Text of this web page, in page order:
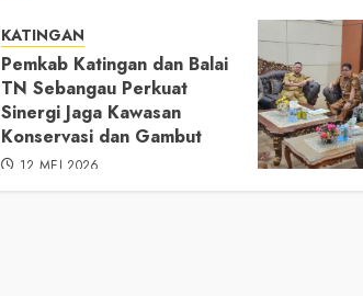
KATINGAN
Pemkab Katingan dan Balai
TN Sebangau Perkuat
Sinergi Jaga Kawasan
Konservasi dan Gambut
12 MEI 2026